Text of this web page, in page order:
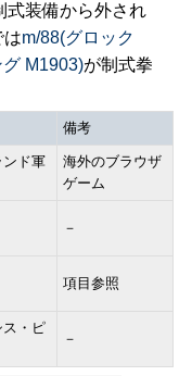
式装備から外され
はm/88(グロック
M1903)が制式拳
備考
ンド軍
海外のブラウザ
ゲーム
－
項目参照
ス・ピ
－